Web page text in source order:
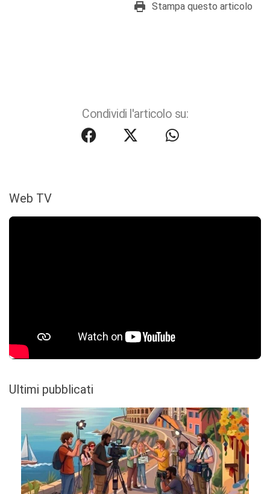
Stampa questo articolo
Condividi l'articolo su:
Web TV
Ultimi pubblicati